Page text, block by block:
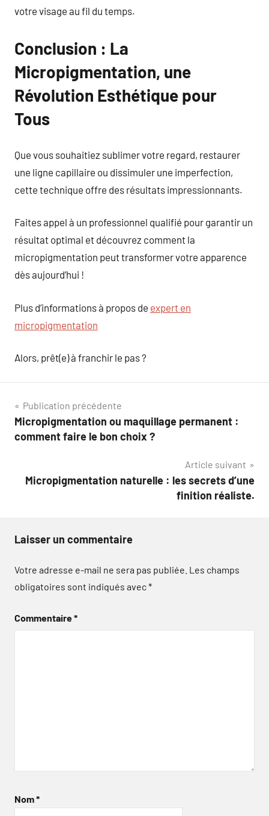
votre visage au fil du temps.
Conclusion : La
Micropigmentation, une
Révolution Esthétique pour
Tous
Que vous souhaitiez sublimer votre regard, restaurer
une ligne capillaire ou dissimuler une imperfection,
cette technique offre des résultats impressionnants.
Faites appel à un professionnel qualifié pour garantir un
résultat optimal et découvrez comment la
micropigmentation peut transformer votre apparence
dès aujourd’hui !
Plus d’informations à propos de expert en
micropigmentation
Alors, prêt(e) à franchir le pas ?
Navigation
de
Publication précédente
Micropigmentation ou maquillage permanent :
comment faire le bon choix ?
Article suivant
Micropigmentation naturelle : les secrets d’une
finition réaliste.
Laisser un commentaire
Votre adresse e-mail ne sera pas publiée. Les champs
obligatoires sont indiqués avec*
Commentaire*
Nom*